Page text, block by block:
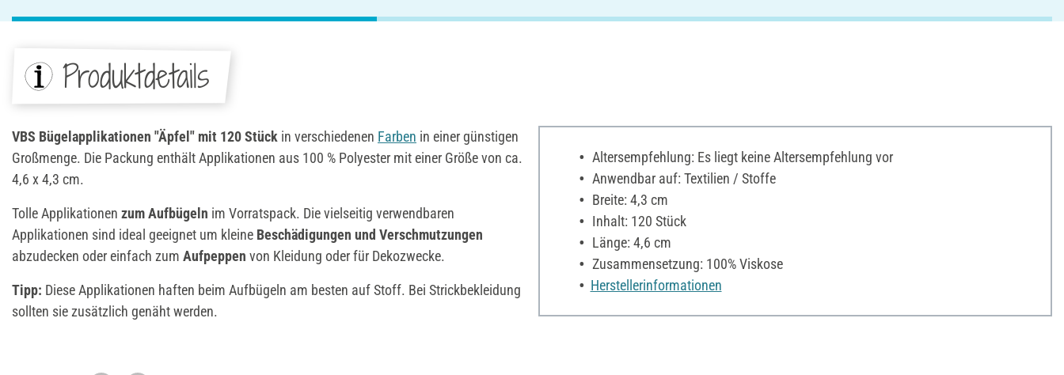
Produktdetails
VBS Bügelapplikationen "Äpfel" mit 120 Stück in verschiedenen Farben in einer günstigen
Großmenge. Die Packung enthält Applikationen aus 100 % Polyester mit einer Größe von ca.
4,6 x 4,3 cm.
Tolle Applikationen zum Aufbügeln im Vorratspack. Die vielseitig verwendbaren
Applikationen sind ideal geeignet um kleine Beschädigungen und Verschmutzungen
abzudecken oder einfach zum Aufpeppen von Kleidung oder für Dekozwecke.
Tipp: Diese Applikationen haften beim Aufbügeln am besten auf Stoff. Bei Strickbekleidung
sollten sie zusätzlich genäht werden.
Altersempfehlung: Es liegt keine Altersempfehlung vor
Anwendbar auf: Textilien / Stoffe
Breite: 4,3 cm
Inhalt: 120 Stück
Länge: 4,6 cm
Zusammensetzung: 100% Viskose
Herstellerinformationen